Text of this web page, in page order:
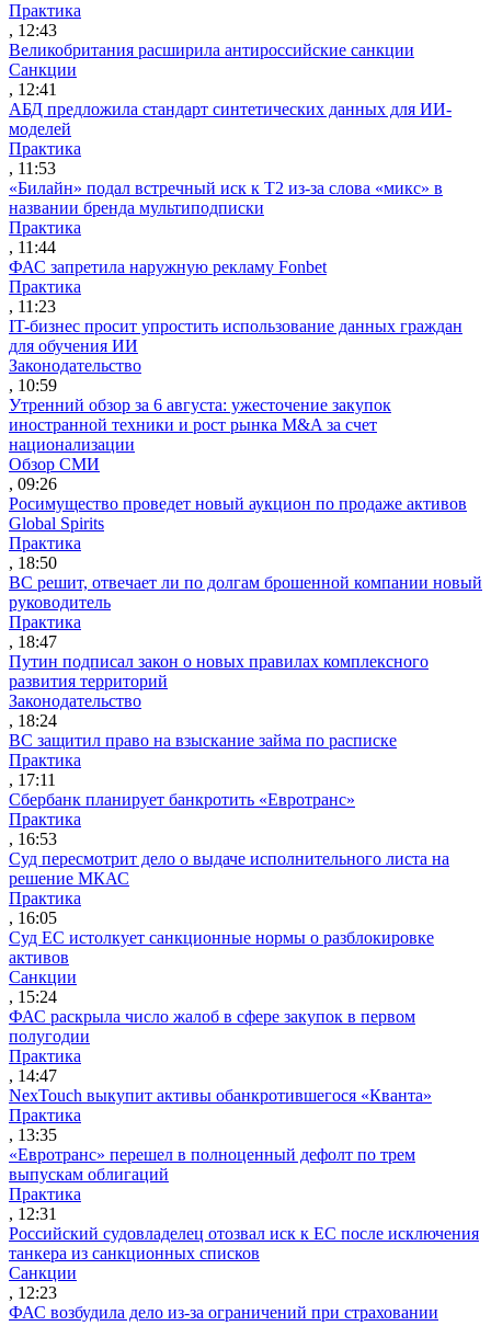
Практика
, 12:43
Великобритания расширила антироссийские санкции
Санкции
, 12:41
АБД предложила стандарт синтетических данных для ИИ-
моделей
Практика
, 11:53
«Билайн» подал встречный иск к Т2 из-за слова «микс» в
названии бренда мультиподписки
Практика
, 11:44
ФАС запретила наружную рекламу Fonbet
Практика
, 11:23
IT-бизнес просит упростить использование данных граждан
для обучения ИИ
Законодательство
, 10:59
Утренний обзор за 6 августа: ужесточение закупок
иностранной техники и рост рынка M&A за счет
национализации
Обзор СМИ
, 09:26
Росимущество проведет новый аукцион по продаже активов
Global Spirits
Практика
, 18:50
ВС решит, отвечает ли по долгам брошенной компании новый
руководитель
Практика
, 18:47
Путин подписал закон о новых правилах комплексного
развития территорий
Законодательство
, 18:24
ВС защитил право на взыскание займа по расписке
Практика
, 17:11
Сбербанк планирует банкротить «Евротранс»
Практика
, 16:53
Суд пересмотрит дело о выдаче исполнительного листа на
решение МКАС
Практика
, 16:05
Суд ЕС истолкует санкционные нормы о разблокировке
активов
Санкции
, 15:24
ФАС раскрыла число жалоб в сфере закупок в первом
полугодии
Практика
, 14:47
NexTouch выкупит активы обанкротившегося «Кванта»
Практика
, 13:35
«Евротранс» перешел в полноценный дефолт по трем
выпускам облигаций
Практика
, 12:31
Российский судовладелец отозвал иск к ЕС после исключения
танкера из санкционных списков
Санкции
, 12:23
ФАС возбудила дело из-за ограничений при страховании